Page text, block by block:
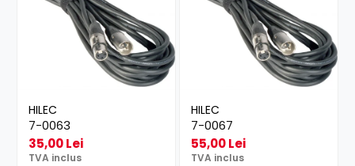
HILEC
7-0063
35,00 Lei
TVA inclus
HILEC
7-0067
55,00 Lei
TVA inclus